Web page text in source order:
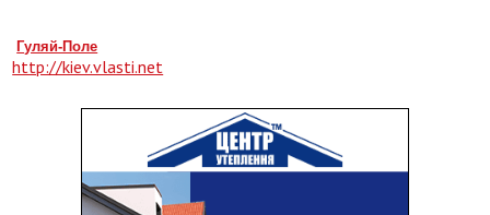
Гуляй-Поле
http://kiev.vlasti.net